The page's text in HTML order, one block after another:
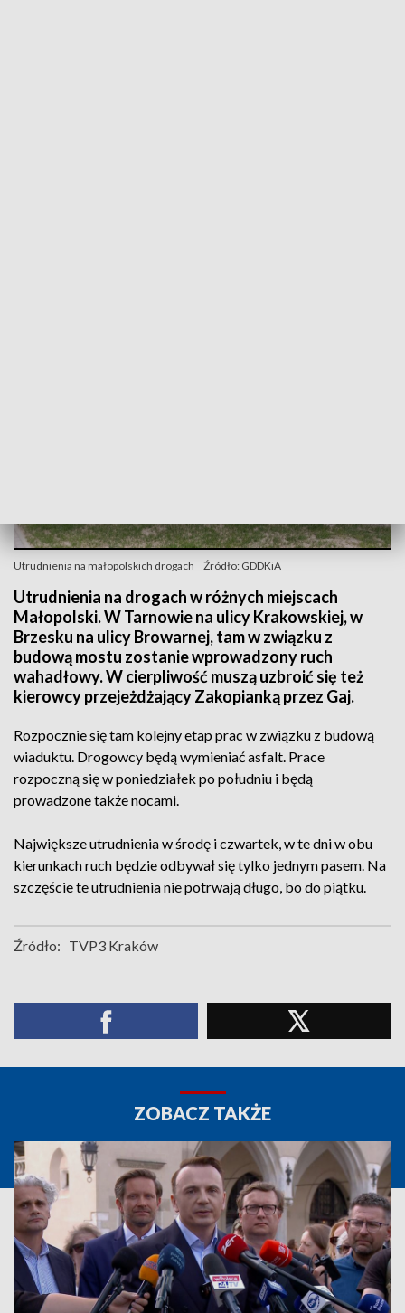
Utrudnienia na małopolskich drogach Źródło: GDDKiA
Utrudnienia na drogach w różnych miejscach
Małopolski. W Tarnowie na ulicy Krakowskiej, w
Brzesku na ulicy Browarnej, tam w związku z
budową mostu zostanie wprowadzony ruch
wahadłowy. W cierpliwość muszą uzbroić się też
kierowcy przejeżdżający Zakopianką przez Gaj.
Rozpocznie się tam kolejny etap prac w związku z budową
wiaduktu. Drogowcy będą wymieniać asfalt. Prace
rozpoczną się w poniedziałek po południu i będą
prowadzone także nocami.
Największe utrudnienia w środę i czwartek, w te dni w obu
kierunkach ruch będzie odbywał się tylko jednym pasem. Na
szczęście te utrudnienia nie potrwają długo, bo do piątku.
Źródło: TVP3 Kraków
ZOBACZ TAKŻE